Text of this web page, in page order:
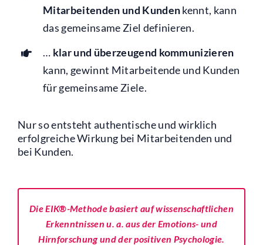
Mitarbeitenden und Kundenkennt, kann
das gemeinsame Ziel definieren.
… klar und überzeugend kommunizieren
kann, gewinnt Mitarbeitende und Kunden
für gemeinsame Ziele.
Nur so entsteht authentische und wirklich
erfolgreiche Wirkung bei Mitarbeitenden und
bei Kunden.
Die EIK®-Methode basiert auf wissenschaftlichen
Erkenntnissen u. a. aus der Emotions- und
Hirnforschung und der positiven Psychologie.